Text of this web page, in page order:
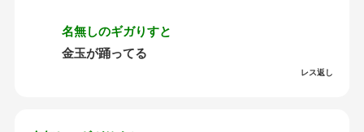
名無しのギガりすと
金玉が踊ってる
レス返し